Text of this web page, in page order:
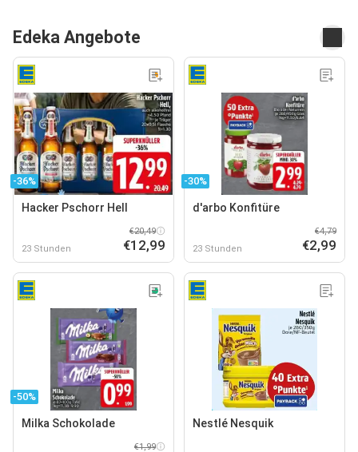
Edeka Angebote
-36%
Hacker Pschorr Hell
23 Stunden
€20,49
€12,99
-30%
d'arbo Konfitüre
23 Stunden
€4,79
€2,99
-50%
Milka Schokolade
€1,99
Nestlé Nesquik